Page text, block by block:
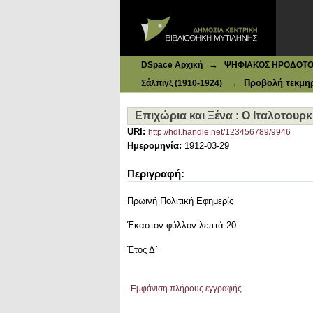
DSpace Αρχική → ΨΗΦΙΑΚΟΣ ΗΡΟΔΟΤΟΣ:
Σάλπιγξ (1910-1924)
→ Προβολή
Επιχώρια και Ξένα : Ο
URI: http://hdl.handle.net/123456789/9946
Ημερομηνία: 1912-03-29
Περιγραφή:
Πρωινή Πολιτική Εφημερίς
Έκαστον φύλλον λεπτά 20
Έτος Δ΄
Εμφάνιση πλήρους εγγραφής